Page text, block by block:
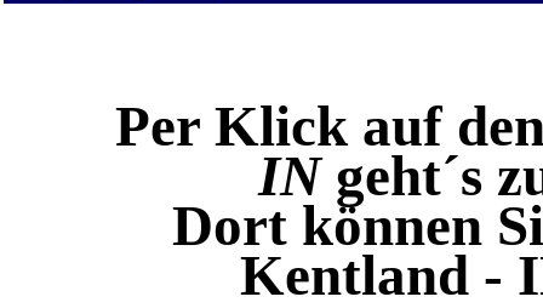
Per Klick auf
INgeht´s
Dort können
Kentland -